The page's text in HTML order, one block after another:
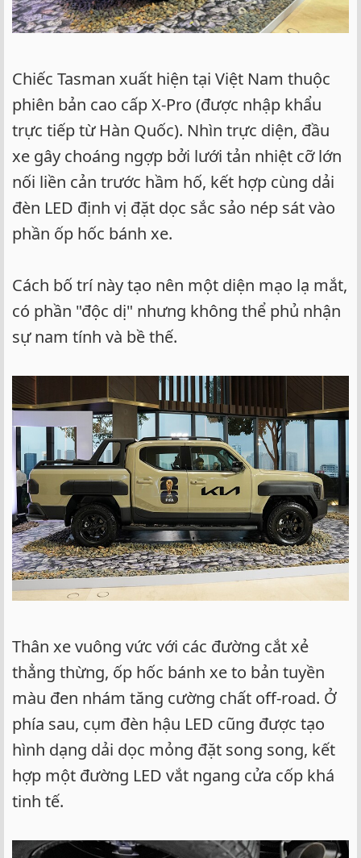
Chiếc Tasman xuất hiện tại Việt Nam thuộc
phiên bản cao cấp X-Pro (được nhập khẩu
trực tiếp từ Hàn Quốc). Nhìn trực diện, đầu
xe gây choáng ngợp bởi lưới tản nhiệt cỡ lớn
nối liền cản trước hầm hố, kết hợp cùng dải
đèn LED định vị đặt dọc sắc sảo nép sát vào
phần ốp hốc bánh xe.
Cách bố trí này tạo nên một diện mạo lạ mắt,
có phần "độc dị" nhưng không thể phủ nhận
sự nam tính và bề thế.
Thân xe vuông vức với các đường cắt xẻ
thẳng thừng, ốp hốc bánh xe to bản tuyền
màu đen nhám tăng cường chất off-road. Ở
phía sau, cụm đèn hậu LED cũng được tạo
hình dạng dải dọc mỏng đặt song song, kết
hợp một đường LED vắt ngang cửa cốp khá
tinh tế.